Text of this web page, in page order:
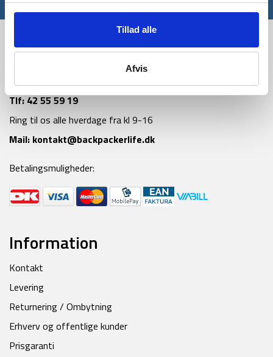
Tillad alle
Afvis
Tlf:42 55 59 19
Ring til os alle hverdage fra kl 9-16
Mail: kontakt@backpackerlife.dk
Betalingsmuligheder:
Information
Kontakt
Levering
Returnering / Ombytning
Erhverv og offentlige kunder
Prisgaranti